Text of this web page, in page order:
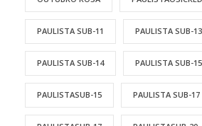
PAULISTA SUB-11 PAULISTA SUB-13
PAULISTA SUB-14 PAULISTA SUB-15
PAULISTASUB-15 PAULISTA SUB-17